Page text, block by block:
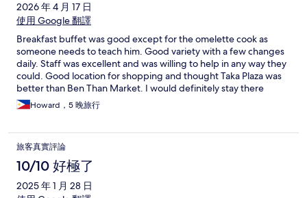
2026 年 4 月 17 日
使用 Google 翻譯
Breakfast buffet was good except for the omelette cook as
someone needs to teach him. Good variety with a few changes
daily. Staff was excellent and was willing to help in any way they
could. Good location for shopping and thought Taka Plaza was
better than Ben Than Market. I would definitely stay there
again. Use only Grab as many taxis are scammers.
Howard，5 晚旅行
旅客真實評論
10/10 好極了
2025 年 1 月 28 日